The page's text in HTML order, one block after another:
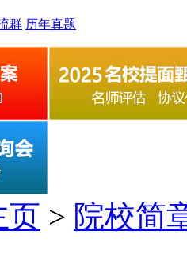
群 历年真题
页 > 院校简